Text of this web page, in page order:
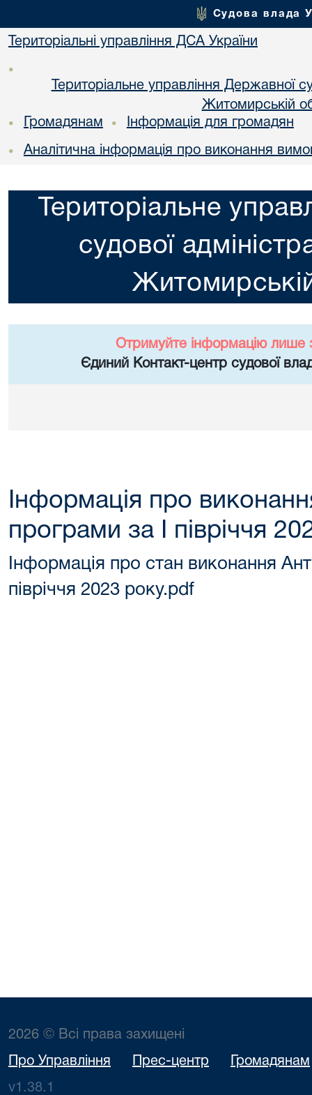
Судова влада
Територіальні управління ДСА України
•
Територіальне управління Державної
Житомирській
• Громадянам • Інформація для громадян
• Аналітична інформація про виконання
Територіальне
судової
Отримуйте інформацію лише
Єдиний Контакт-центр судової
Інформація про
програми за І півріччя
Інформація про стан виконання
півріччя 2023 року.pdf
2026 © Всі права захищені
Про Управління Прес-центр Громадянам
v1.38.1